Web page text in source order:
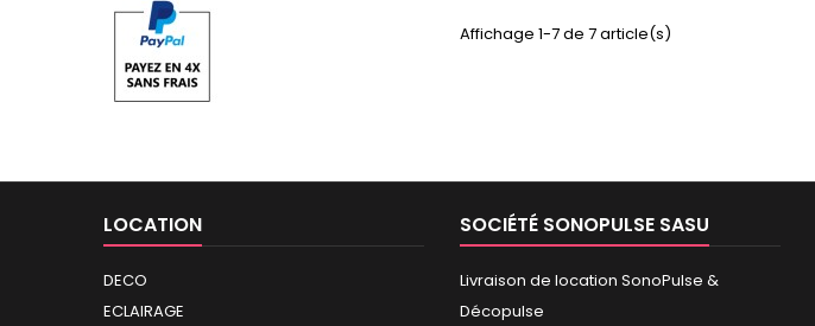
Affichage 1-7 de 7 article(s)
LOCATION
DECO
ECLAIRAGE
SOCIÉTÉ SONOPULSE SASU
Livraison de location SonoPulse &
Décopulse